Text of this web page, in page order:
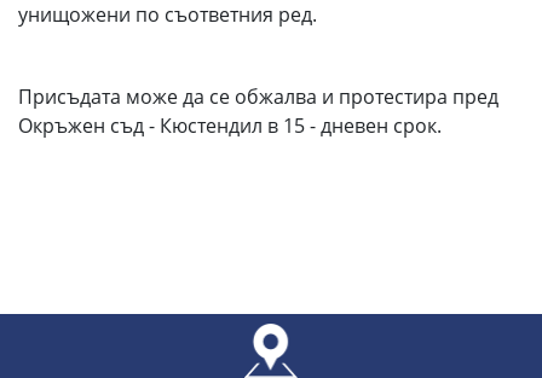
унищожени по съответния ред.
Присъдата може да се обжалва и протестира пред
Окръжен съд - Кюстендил в 15 - дневен срок.